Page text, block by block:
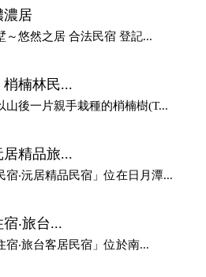
濃居
～悠然之居 合法民宿 登記...
梢楠林民...
山後一片親手栽種的梢楠樹(T...
居精品旅...
宿‧沅居精品民宿」位在日月潭...
‧旅台...
宿‧旅台客居民宿」位於南...